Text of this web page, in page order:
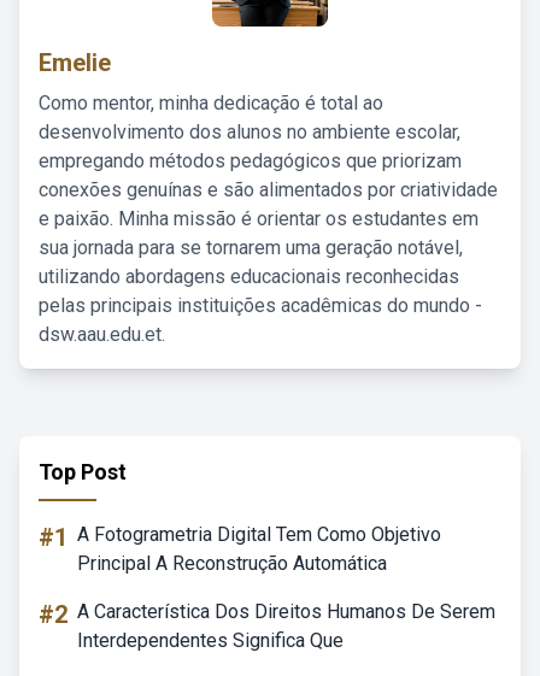
Emelie
Como mentor, minha dedicação é total ao
desenvolvimento dos alunos no ambiente escolar,
empregando métodos pedagógicos que priorizam
conexões genuínas e são alimentados por criatividade
e paixão. Minha missão é orientar os estudantes em
sua jornada para se tornarem uma geração notável,
utilizando abordagens educacionais reconhecidas
pelas principais instituições acadêmicas do mundo -
dsw.aau.edu.et.
Top Post
#1 A Fotogrametria Digital Tem Como Objetivo
Principal A Reconstrução Automática
#2 A Característica Dos Direitos Humanos De Serem
Interdependentes Significa Que